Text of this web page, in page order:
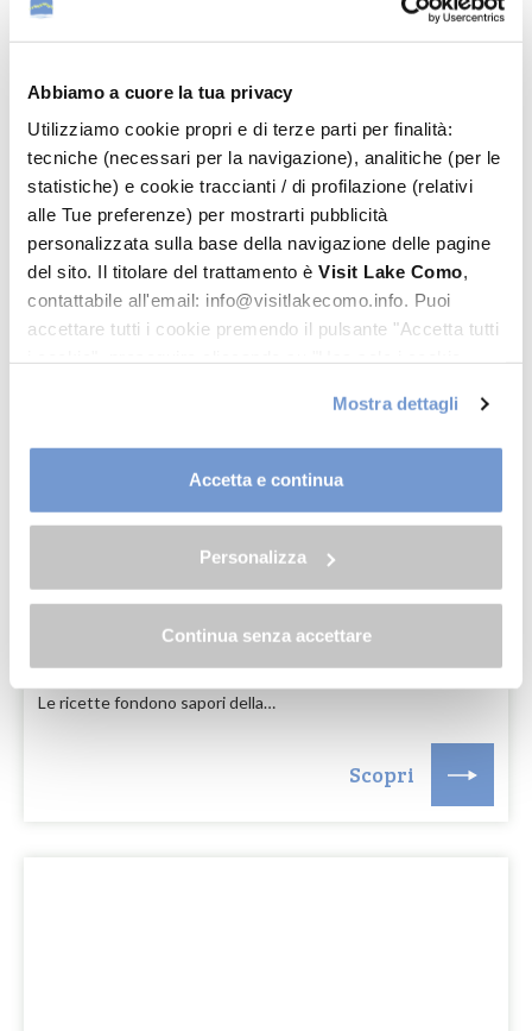
Abbiamo a cuore la tua privacy
Utilizziamo cookie propri e di terze parti per finalità:
tecniche (necessari per la navigazione), analitiche (per le
statistiche) e cookie traccianti / di profilazione (relativi
alle Tue preferenze) per mostrarti pubblicità
personalizzata sulla base della navigazione delle pagine
del sito. Il titolare del trattamento è Visit Lake Como,
contattabile all'email: info@visitlakecomo.info. Puoi
accettare tutti i cookie premendo il pulsante "Accetta tutti
"Personalizza". Al fine di revocare il consenso prestato e
visualizzare le informazioni complete sul trattamento dei
"gestione cookie"
cookie.
Mostra dettagli
Accetta e continua
Personalizza
Continua senza accettare
La Fabbrica del Gelato
Affacciata sul suggestivo Golfo di Venere, La Fabbrica del
Gelato offre gelato artigianale italiano d’eccellenza. I gusti
proposti uniscono tradizione e…
Scopri
La Fabbrica del Gelato
Le ricette fondono sapori della…
Scopri